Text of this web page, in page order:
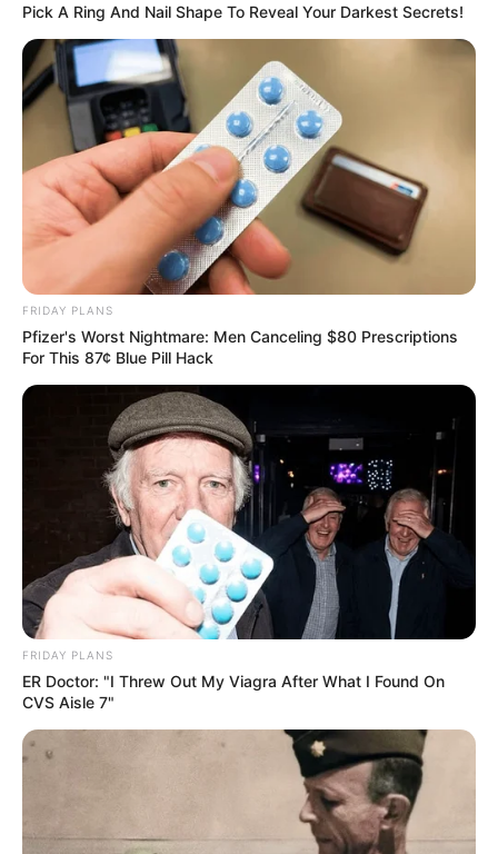
Pick A Ring And Nail Shape To Reveal Your Darkest Secrets!
FRIDAY PLANS
Pfizer's Worst Nightmare: Men Canceling $80 Prescriptions
For This 87¢ Blue Pill Hack
FRIDAY PLANS
ER Doctor: "I Threw Out My Viagra After What I Found On
CVS Aisle 7"